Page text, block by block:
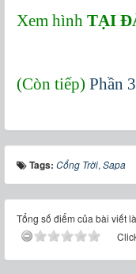
Xem hình TẠI
(Còn tiếp) Phần
Tags: Cổng Trời, Sapa
Tổng số điểm của bài viết